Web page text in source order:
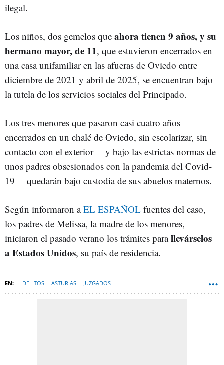
ilegal.
Los niños, dos gemelos que ahora tienen 9 años, y su
hermano mayor, de 11, que estuvieron encerrados en
una casa unifamiliar en las afueras de Oviedo entre
diciembre de 2021 y abril de 2025, se encuentran bajo
la tutela de los servicios sociales del Principado.
Los tres menores que pasaron casi cuatro años
encerrados en un chalé de Oviedo, sin escolarizar, sin
contacto con el exterior —y bajo las estrictas normas de
unos padres obsesionados con la pandemia del Covid-
19— quedarán bajo custodia de sus abuelos maternos.
Según informaron aEL ESPAÑOL fuentes del caso,
los padres de Melissa, la madre de los menores,
iniciaron el pasado verano los trámites parallevárselos
a Estados Unidos, su país de residencia.
DELITOS ASTURIAS JUZGADOS